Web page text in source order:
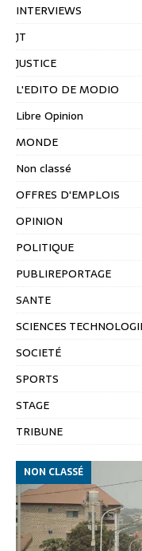
INTERVIEWS
JT
JUSTICE
L'EDITO DE MODIO
Libre Opinion
MONDE
Non classé
OFFRES D'EMPLOIS
OPINION
POLITIQUE
PUBLIREPORTAGE
SANTE
SCIENCES
SOCIETÉ
SPORTS
STAGE
TRIBUNE
NON CLASSÉ